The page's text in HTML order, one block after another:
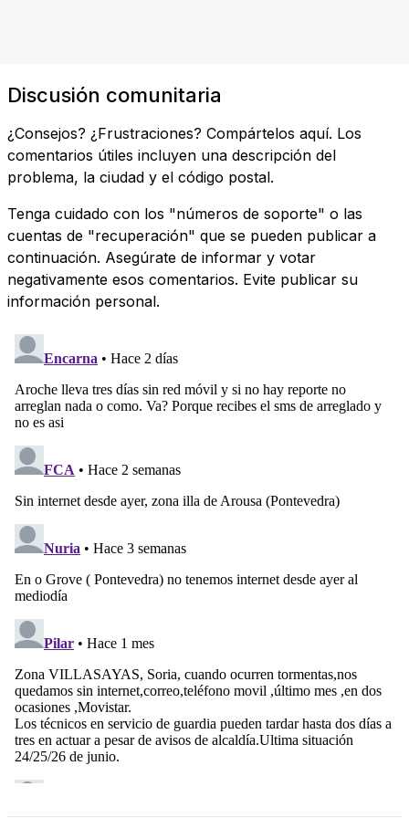
Discusión comunitaria
¿Consejos? ¿Frustraciones? Compártelos aquí. Los
comentarios útiles incluyen una descripción del
problema, la ciudad y el código postal.
Tenga cuidado con los "números de soporte" o las
cuentas de "recuperación" que se pueden publicar a
continuación. Asegúrate de informar y votar
negativamente esos comentarios. Evite publicar su
información personal.